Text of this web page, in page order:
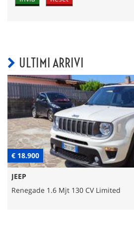
ULTIMI ARRIVI
€ 18.900
JEEP
Renegade 1.6 Mjt 130 CV Limited